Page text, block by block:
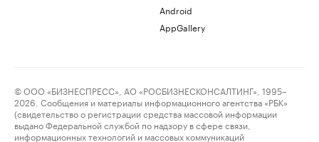
Android
AppGallery
© ООО «БИЗНЕСПРЕСС», АО «РОСБИЗНЕСКОНСАЛТИНГ», 1995–
2026. Сообщения и материалы информационного агентства «РБК»
(свидетельство о регистрации средства массовой информации
выдано Федеральной службой по надзору в сфере связи,
информационных технологий и массовых коммуникаций